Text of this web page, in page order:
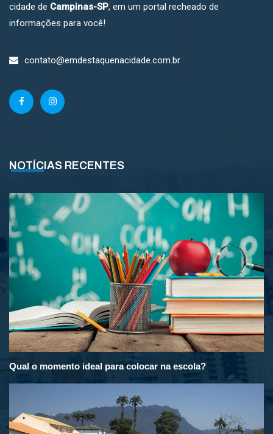
cidade de Campinas-SP, em um portal recheado de
informações para você!
contato@emdestaquenacidade.com.br
NOTÍCIAS RECENTES
Qual o momento ideal para colocar na escola?